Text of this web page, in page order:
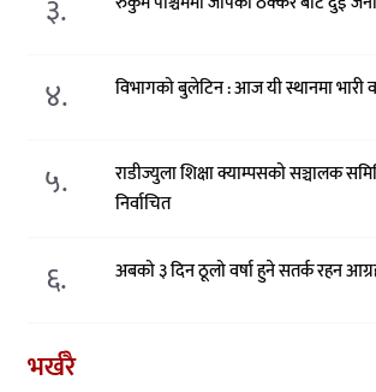
३.
४. विभागको बुलेटिन : आज यी स्थानमा भारी
५.
राडीज्युला शिक्षा क्याम्पसको सञ्चालक
निर्वाचित
६. अबको ३ दिन ठूलो वर्षा हुने सतर्क रहन
भर्खरै